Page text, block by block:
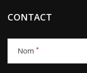
CONTACT
Nom *